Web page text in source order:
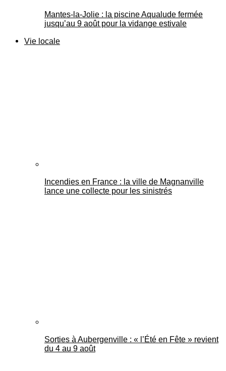
Mantes-la-Jolie : la piscine Aqualude fermée
jusqu’au 9 août pour la vidange estivale
Vie locale
Incendies en France : la ville de Magnanville
lance une collecte pour les sinistrés
Sorties à Aubergenville : « l’Été en Fête » revient
du 4 au 9 août